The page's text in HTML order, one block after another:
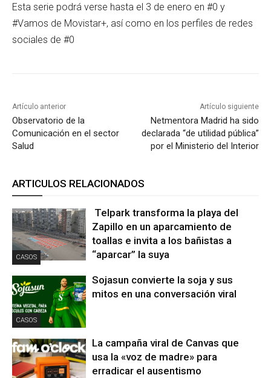
Esta serie podrá verse hasta el 3 de enero en #0 y
#Vamos de Movistar+, así como en los perfiles de redes
sociales de #0
Artículo anterior
Observatorio de la
Comunicación en el sector
Salud
Artículo siguiente
Netmentora Madrid ha sido
declarada “de utilidad pública”
por el Ministerio del Interior
ARTICULOS RELACIONADOS
CASOS
Telpark transforma la playa del
Zapillo en un aparcamiento de
toallas e invita a los bañistas a
“aparcar” la suya
CASOS
Sojasun convierte la soja y sus
mitos en una conversación viral
La campaña viral de Canvas que
usa la «voz de madre» para
erradicar el ausentismo